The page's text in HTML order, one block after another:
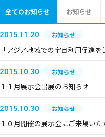
全てのお知らせ お知らせ
2015.11.20 お知らせ
「アジア地域での宇宙利用促進
2015.10.30 お知らせ
１１月展示会出展のお知らせ
2015.10.30 お知らせ
１０月開催の展示会にご来場いた